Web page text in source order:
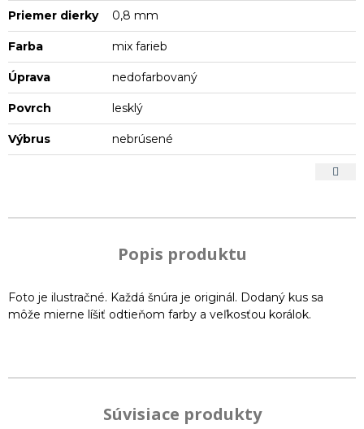
Priemer dierky 0,8 mm
Farba mix farieb
Úprava nedofarbovaný
Povrch lesklý
Výbrus nebrúsené
Popis produktu
Foto je ilustračné. Každá šnúra je originál. Dodaný kus sa
môže mierne líšiť odtieňom farby a veľkosťou korálok.
Súvisiace produkty